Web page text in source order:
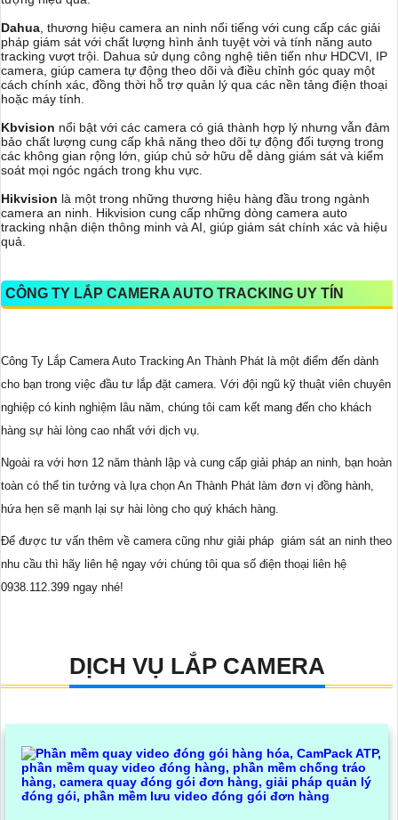
Dahua, thương hiệu camera an ninh nổi tiếng với cung cấp các giải
pháp giám sát với chất lượng hình ảnh tuyệt vời và tính năng auto
tracking vượt trội. Dahua sử dụng công nghệ tiên tiến như HDCVI, IP
camera, giúp camera tự động theo dõi và điều chỉnh góc quay một
cách chính xác, đồng thời hỗ trợ quản lý qua các nền tảng điện thoại
hoặc máy tính.
Kbvision nổi bật với các camera có giá thành hợp lý nhưng vẫn đảm
bảo chất lượng cung cấp khả năng theo dõi tự động đối tượng trong
các không gian rộng lớn, giúp chủ sở hữu dễ dàng giám sát và kiểm
soát mọi ngóc ngách trong khu vực.
Hikvision là một trong những thương hiệu hàng đầu trong ngành
camera an ninh. Hikvision cung cấp những dòng camera auto
tracking nhận diện thông minh và AI, giúp giám sát chính xác và hiệu
quả.
CÔNG TY LẮP CAMERA AUTO TRACKING UY TÍN
Công Ty Lắp Camera Auto Tracking An Thành Phát là một điểm đến dành
cho bạn trong việc đầu tư lắp đặt camera. Với đội ngũ kỹ thuật viên chuyên
nghiệp có kinh nghiệm lâu năm, chúng tôi cam kết mang đến cho khách
hàng sự hài lòng cao nhất với dịch vụ.
Ngoài ra với hơn 12 năm thành lập và cung cấp giải pháp an ninh, bạn hoàn
toàn có thể tin tưởng và lựa chọn An Thành Phát làm đơn vị đồng hành,
hứa hẹn sẽ mạnh lại sự hài lòng cho quý khách hàng.
Để được tư vấn thêm về camera cũng như giải pháp giám sát an ninh theo
nhu cầu thì hãy liên hệ ngay với chúng tôi qua số điện thoại liên hệ
0938.112.399 ngay nhé!
DỊCH VỤ LẮP CAMERA